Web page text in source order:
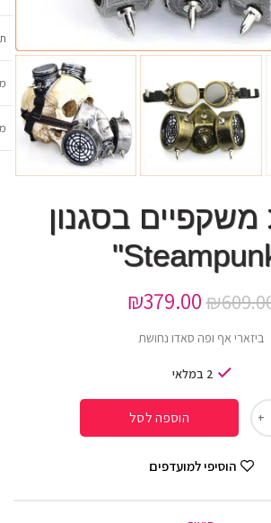
בסגנון
₪
₪379.00
ביזארי אף ופה סאדו נחושת
2 במלאי
הוספה לסל
הוסיפי למועדפים